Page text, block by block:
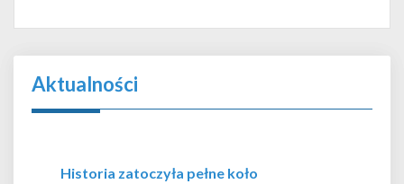
Aktualności
Historia zatoczyła pełne koło